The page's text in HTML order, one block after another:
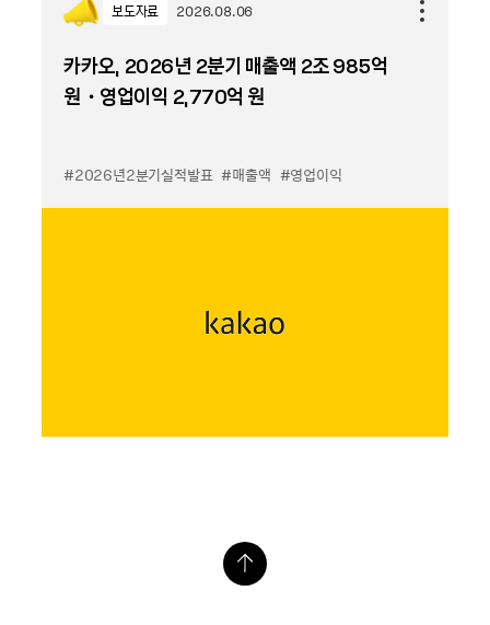
보도자료 2026.08.06
카카오, 2026년 2분기 매출액 2조 985억
원・영업이익 2,770억 원
#2026년2분기실적발표 #매출액 #영업이익